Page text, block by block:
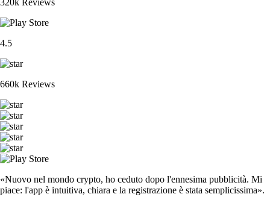
320k Reviews
4.5
660k Reviews
«Nuovo nel mondo crypto, ho ceduto dopo l'ennesima pubblicità. Mi
piace: l'app è intuitiva, chiara e la registrazione è stata semplicissima».